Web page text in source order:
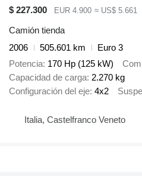
$ 227.300
EUR 4.900 ≈ US$ 5.661
Camión tienda
2006
505.601 km
Euro 3
Potencia 170 Hp (125 kW)
Capacidad de carga 2.270 kg
Configuración del eje 4x2
Italia, Castelfranco Veneto